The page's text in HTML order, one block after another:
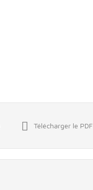
 Télécharger le PDF